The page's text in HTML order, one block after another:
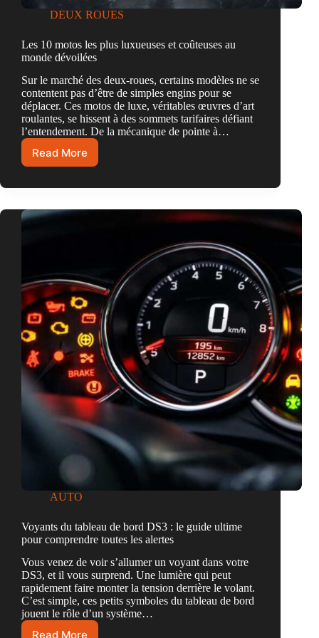
DEUX ROUES
Les 10 motos les plus luxueuses et coûteuses au
monde dévoilées
Sur le marché des deux-roues, certains modèles ne se
contentent pas d’être de simples engins pour se
déplacer. Ces motos de luxe, véritables œuvres d’art
roulantes, se hissent à des sommets tarifaires défiant
l’entendement. De la mécanique de pointe à…
Read More
Les
motos
plus
monde
dévoilées
AUTO
Voyants du tableau de bord DS3 : le guide ultime
pour comprendre toutes les alertes
Vous venez de voir s’allumer un voyant dans votre
DS3, et il vous surprend. Une lumière qui peut
rapidement faire monter la tension derrière le volant.
C’est simple, ces petits symboles du tableau de bord
jouent le rôle d’un système…
Read More